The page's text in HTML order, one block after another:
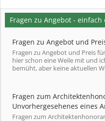
Fragen zu Angebot -
Fragen zu Angebot und
Fragen zu Angebot und Preis
hier schon eine Weile mit und
bemüht, aber keine aktuellen
Fragen zum
Unvorhergesehenes eines
Fragen zum